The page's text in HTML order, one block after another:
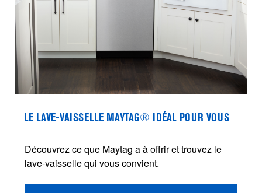
LE LAVE-VAISSELLE MAYTAG® IDÉAL POUR VOUS
Découvrez ce que Maytag a à offrir et trouvez le
lave-vaisselle qui vous convient.